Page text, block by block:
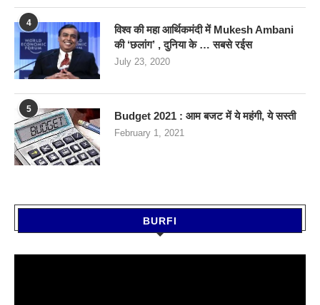
4
विश्व की महा आर्थिकमंदी में Mukesh Ambani
की ‘छलांग’ , दुनिया के … सबसे रईस
July 23, 2020
5
Budget 2021 : आम बजट में ये महंगी, ये सस्‍ती
February 1, 2021
BURFI